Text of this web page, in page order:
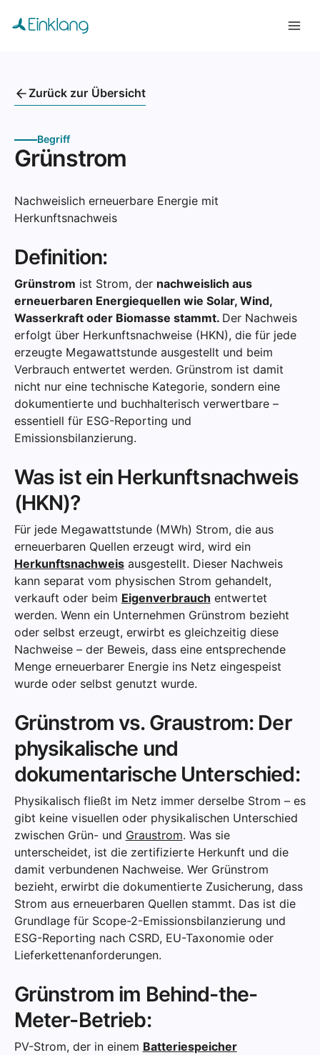
Zurück zur Übersicht
Begriff
Grünstrom
Nachweislich erneuerbare Energie mit
Herkunftsnachweis
Definition:
Grünstrom ist Strom, der nachweislich aus
erneuerbaren Energiequellen wie Solar, Wind,
Wasserkraft oder Biomasse stammt. Der Nachweis
erfolgt über Herkunftsnachweise (HKN), die für jede
erzeugte Megawattstunde ausgestellt und beim
Verbrauch entwertet werden. Grünstrom ist damit
nicht nur eine technische Kategorie, sondern eine
dokumentierte und buchhalterisch verwertbare –
essentiell für ESG-Reporting und
Emissionsbilanzierung.
Was ist ein Herkunftsnachweis
(HKN)?
Für jede Megawattstunde (MWh) Strom, die aus
erneuerbaren Quellen erzeugt wird, wird ein
Herkunftsnachweisausgestellt. Dieser Nachweis
kann separat vom physischen Strom gehandelt,
verkauft oder beim Eigenverbrauch entwertet
werden. Wenn ein Unternehmen Grünstrom bezieht
oder selbst erzeugt, erwirbt es gleichzeitig diese
Nachweise – der Beweis, dass eine entsprechende
Menge erneuerbarer Energie ins Netz eingespeist
wurde oder selbst genutzt wurde.
Grünstrom vs. Graustrom: Der
physikalische und
dokumentarische Unterschied:
Physikalisch fließt im Netz immer derselbe Strom – es
gibt keine visuellen oder physikalischen Unterschied
zwischen Grün- und Graustrom. Was sie
unterscheidet, ist die zertifizierte Herkunft und die
damit verbundenen Nachweise. Wer Grünstrom
bezieht, erwirbt die dokumentierte Zusicherung, dass
Strom aus erneuerbaren Quellen stammt. Das ist die
Grundlage für Scope-2-Emissionsbilanzierung und
ESG-Reporting nach CSRD, EU-Taxonomie oder
Lieferkettenanforderungen.
Grünstrom im Behind-the-
Meter-Betrieb:
PV-Strom, der in einem Batteriespeicher